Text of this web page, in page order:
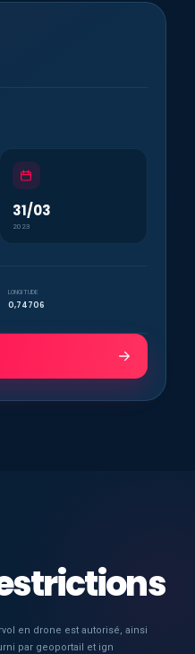
31/03
2023
LONGITUDE
0,74706
en drone est autorisé, ainsi
par geoportail et ign